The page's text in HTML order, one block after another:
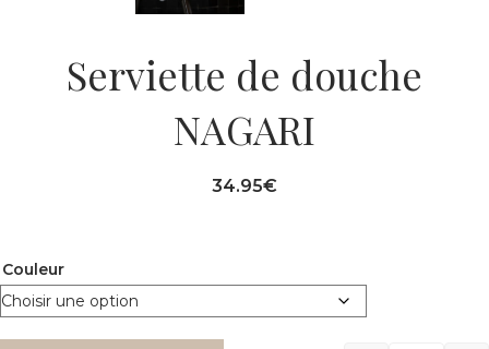
Serviette de douche
NAGARI
34.95€
Couleur